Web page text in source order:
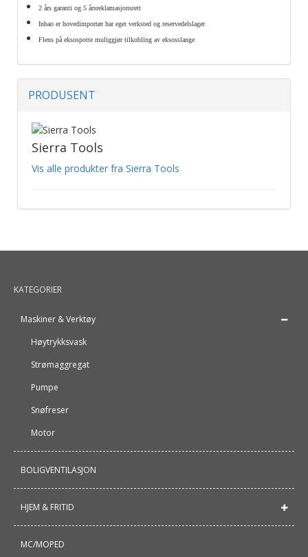
2 års garanti og 5 årsreklamasjonsrett
Inbao er hovedimportør har eget verksted og reservedelslager
Flens på eksospotte muliggjør tilkobling av eksosslange
PRODUSENT
Sierra Tools
Vis alle produkter fra Sierra Tools
KATEGORIER
Maskiner & Verktøy
Høytrykksvask
Strømaggregat
Pumpe
Snøfreser
Motor
BOLIGVENTILASJON
HJEM & FRITID
MC/MOPED